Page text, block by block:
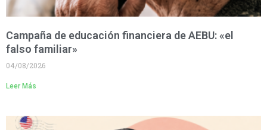
Campaña de educación financiera de AEBU: «el
falso familiar»
04/08/2026
Leer Más